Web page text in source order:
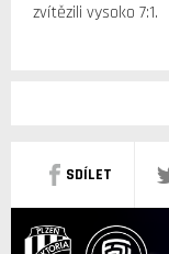
zvítězili vysoko 7:1.
SDÍLET